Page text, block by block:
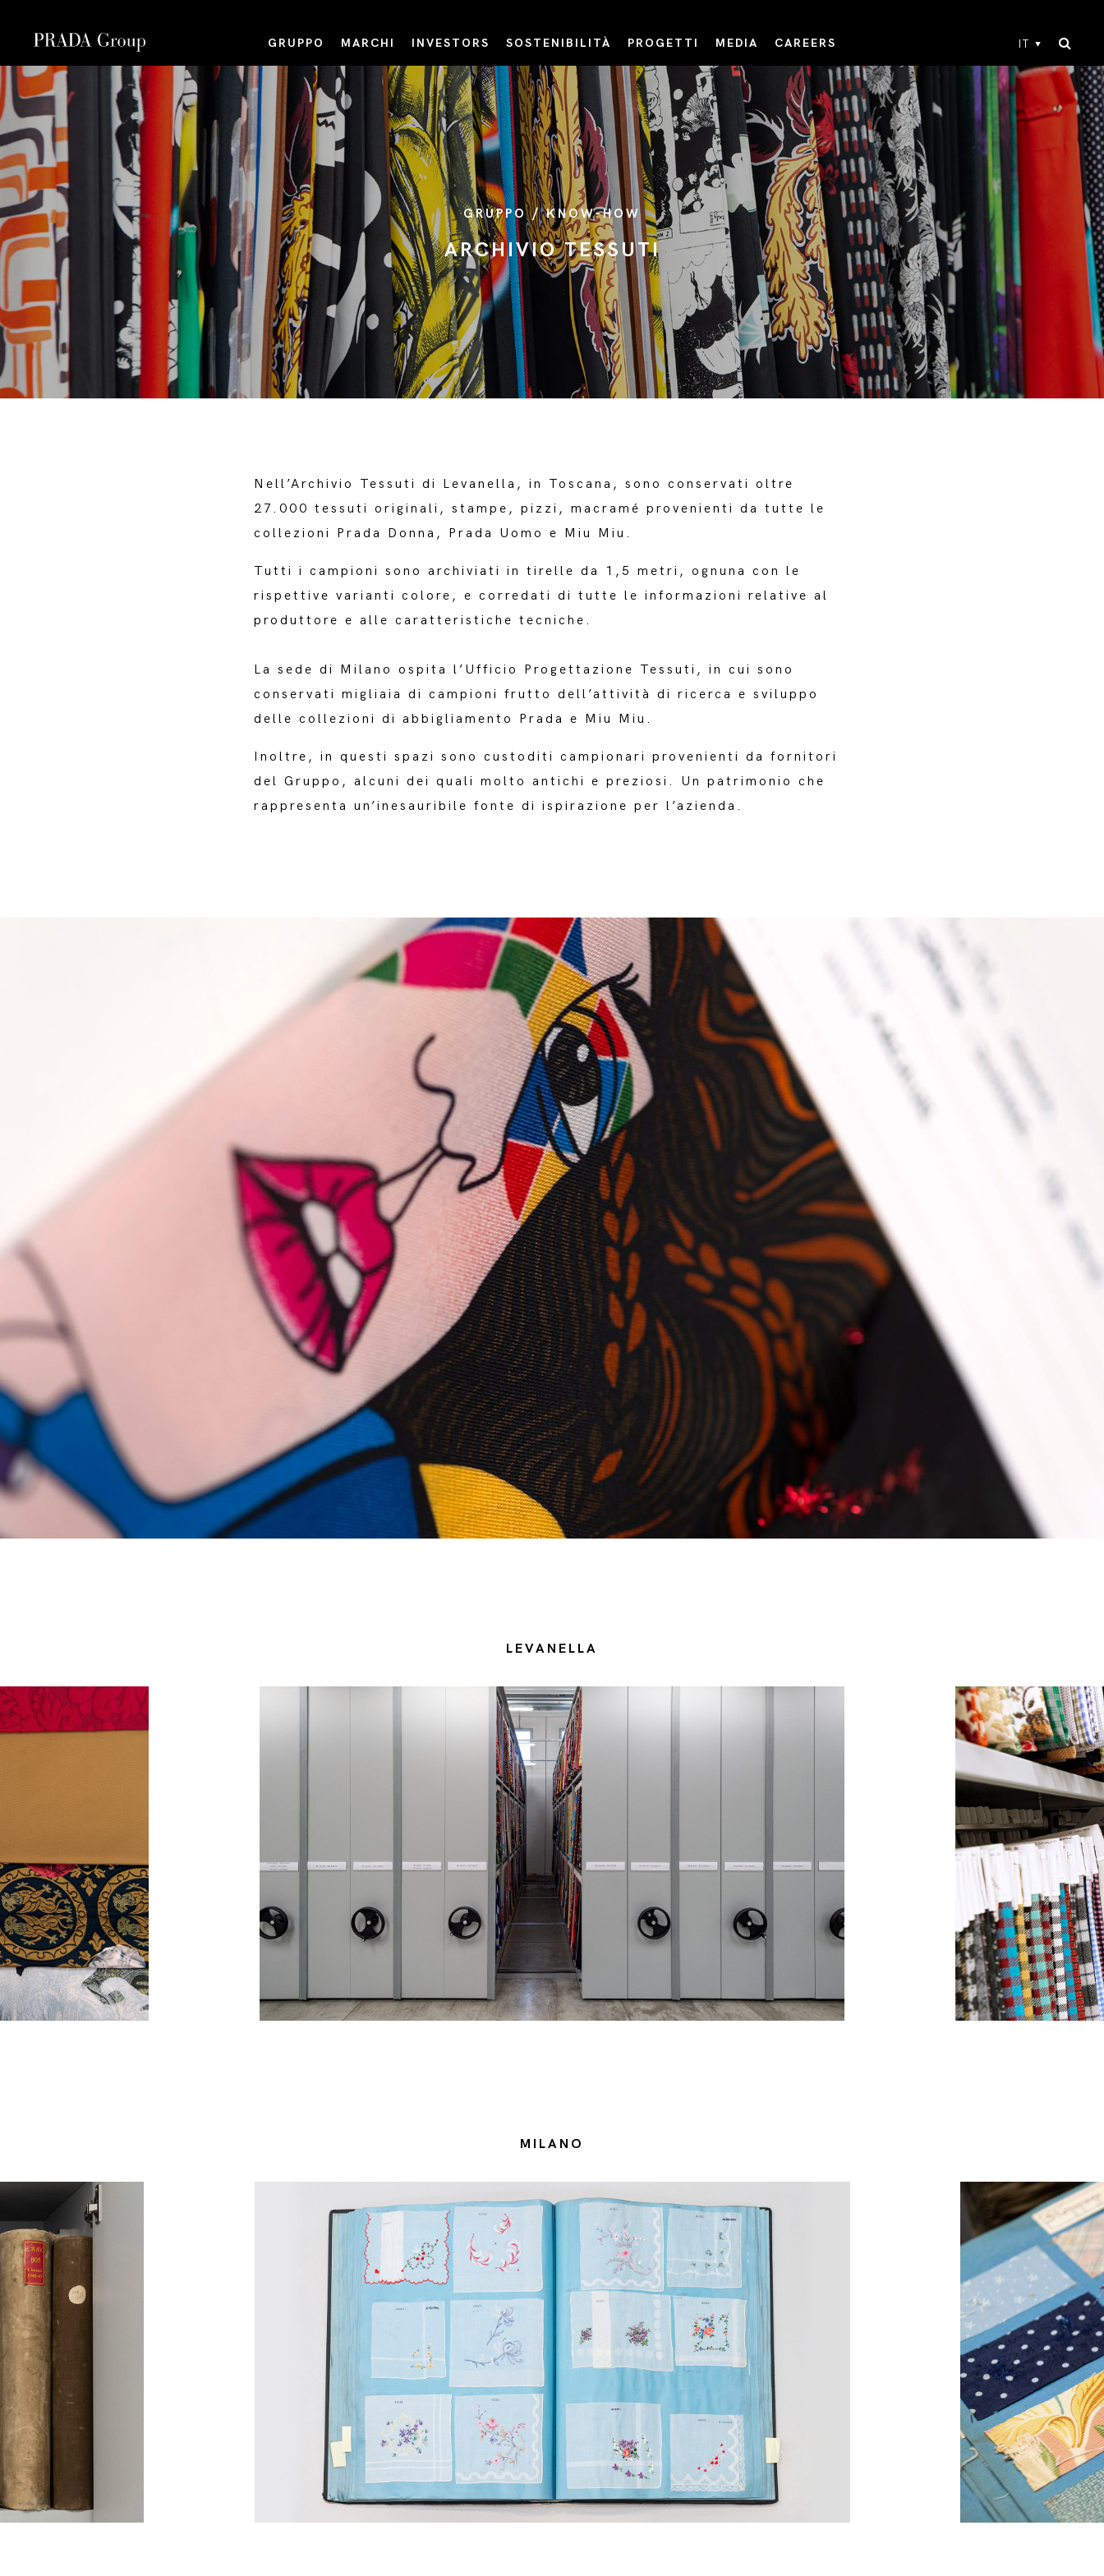
GRUPPO MARCHI INVESTORS SOSTENIBILITÀ PROGETTI MEDIA CAREERS IT
GRUPPO / KNOW-HOW
ARCHIVIO TESSUTI
Nell’Archivio Tessuti di Levanella, in Toscana, sono conservati oltre
27.000 tessuti originali, stampe, pizzi, macramé provenienti da tutte le
collezioni Prada Donna, Prada Uomo e Miu Miu.
Tutti i campioni sono archiviati in tirelle da 1,5 metri, ognuna con le
rispettive varianti colore, e corredati di tutte le informazioni relative al
produttore e alle caratteristiche tecniche.
La sede di Milano ospita l’Ufficio Progettazione Tessuti, in cui sono
conservati migliaia di campioni frutto dell’attività di ricerca e sviluppo
delle collezioni di abbigliamento Prada e Miu Miu.
Inoltre, in questi spazi sono custoditi campionari provenienti da fornitori
del Gruppo, alcuni dei quali molto antichi e preziosi. Un patrimonio che
rappresenta un’inesauribile fonte di ispirazione per l’azienda.
LEVANELLA
MILANO